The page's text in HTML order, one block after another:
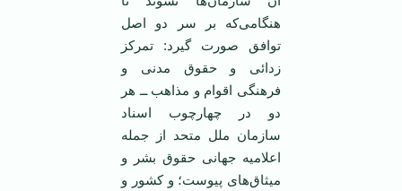
هنگامی‌که بر سر دو اصل
توافق صورت گیرد: تمرکز
زدائی و حقوق مدنی و
فرهنگی اقوام و مذاهب ــ هر
دو در چهارچوب اسناد
سازمان ملل متحد از جمله
اعلامیه جهانی حقوق بشر و
میثاق‌های پیوست؛ و کشور و